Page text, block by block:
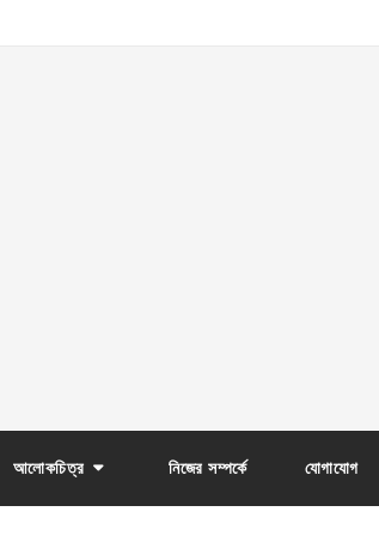
আলোকচিত্র নিজের সম্পর্কে যোগাযোগ